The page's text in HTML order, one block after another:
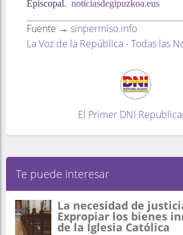
Episcopal. noticiasdegipuzkoa.eus
Fuente → sinpermiso.info
La Voz de la República - Todas las
El Primer DNI
Te puede interesar
La necesidad de
Expropiar los bienes
de la Iglesia Católica